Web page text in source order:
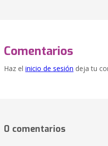
Comentarios
Haz el inicio de sesión deja tu
0 comentarios